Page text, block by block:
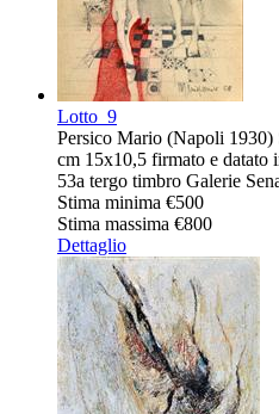
Lotto 9
Persico Mario (Napoli 1930)
cm 15x10,5 firmato e datato
53a tergo timbro Galerie
Stima minima €500
Stima massima €800
Dettaglio